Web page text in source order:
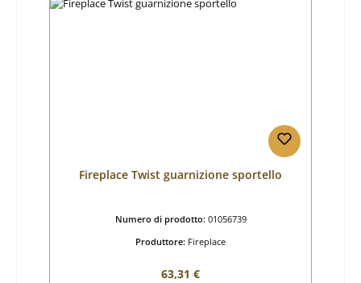
Fireplace Twist guarnizione sportello
Numero di prodotto: 01056739
Produttore: Fireplace
Prezzo normale:
63,31 €